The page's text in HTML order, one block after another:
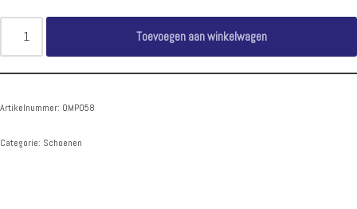
Toevoegen aan winkelwagen
Artikelnummer: OMP058
Categorie: Schoenen